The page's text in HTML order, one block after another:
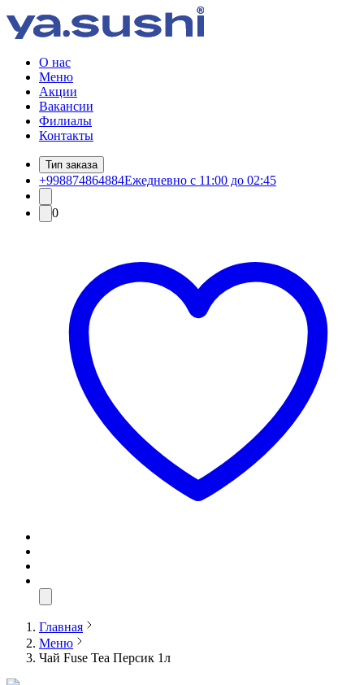
О нас
Меню
Акции
Вакансии
Филиалы
Контакты
Тип заказа
+998874864884Ежедневно с 11:00 до 02:45
0
Главная
Меню
Чай Fuse Tea Персик 1л